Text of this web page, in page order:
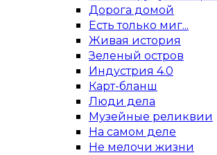
Дорога домой
Есть только миг...
Живая история
Зеленый остров
Индустрия 4.0
Карт-бланш
Люди дела
Музейные реликвии
На самом деле
Не мелочи жизни